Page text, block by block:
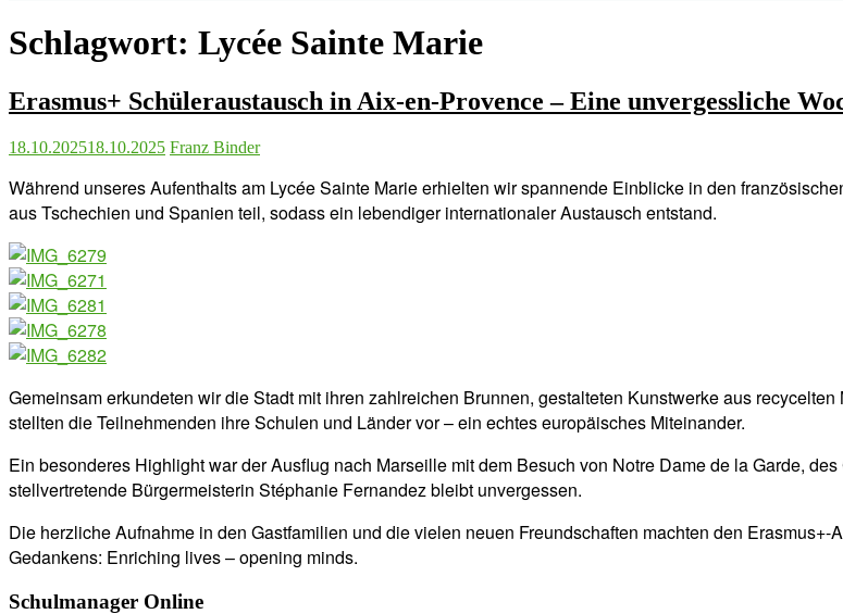
Schlagwort: Lycée Sainte Marie
Erasmus+ Schüleraustausch in Aix-en-Provence – Eine unvergessliche
18.10.202518.10.2025 Franz Binder
Während unseres Aufenthalts am Lycée Sainte Marie erhielten wir spannende Einblicke in den
aus Tschechien und Spanien teil, sodass ein lebendiger internationaler Austausch entstand.
Gemeinsam erkundeten wir die Stadt mit ihren zahlreichen Brunnen, gestalteten Kunstwerke aus
stellten die Teilnehmenden ihre Schulen und Länder vor – ein echtes europäisches Miteinander.
Ein besonderes Highlight war der Ausflug nach Marseille mit dem Besuch von Notre Dame de la Garde,
stellvertretende Bürgermeisterin Stéphanie Fernandez bleibt unvergessen.
Die herzliche Aufnahme in den Gastfamilien und die vielen neuen Freundschaften machten den
Gedankens: Enriching lives – opening minds.
Schulmanager Online